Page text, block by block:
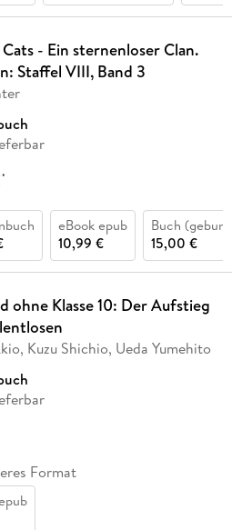
- Ein sternenloser Clan.
Staffel VIII, Band 3
*
eBook epub
10,99 €
Buch
15,00 €
ohne Klasse 10: Der Aufstieg
Kuzu Shichio, Ueda Yumehito
Format